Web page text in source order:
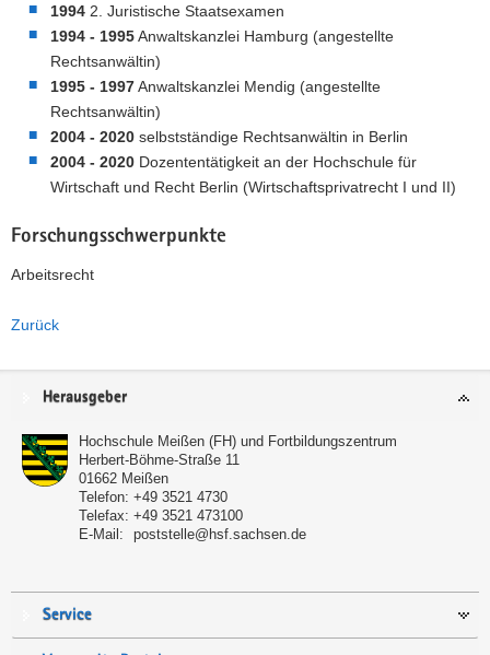
1994 2. Juristische Staatsexamen
1994 - 1995Anwaltskanzlei Hamburg (angestellte
Rechtsanwältin)
1995 - 1997Anwaltskanzlei Mendig (angestellte
Rechtsanwältin)
2004 - 2020 selbstständige Rechtsanwältin in Berlin
2004 - 2020 Dozententätigkeit an der Hochschule für
Wirtschaft und Recht Berlin (Wirtschaftsprivatrecht I und II)
Forschungsschwerpunkte
Arbeitsrecht
Zurück
Service
Herausgeber
Hochschule Meißen (FH) und Fortbildungszentrum
Herbert-Böhme-Straße 11
01662 Meißen
Telefon: +49 3521 4730
Telefax: +49 3521 473100
E-Mail:
poststelle@hsf.sachsen.de
Service